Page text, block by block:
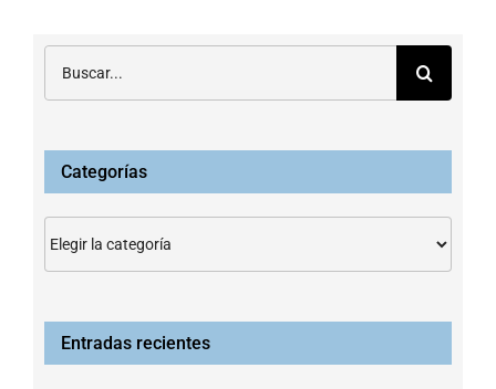
Categorías
Entradas recientes